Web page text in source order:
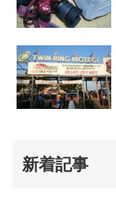
新着記事